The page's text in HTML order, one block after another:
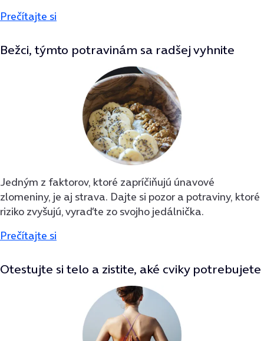
Prečítajte si
Bežci, týmto potravinám sa radšej vyhnite
Jedným z faktorov, ktoré zapríčiňujú únavové
zlomeniny, je aj strava. Dajte si pozor a potraviny, ktoré
riziko zvyšujú, vyraďte zo svojho jedálnička.
Prečítajte si
Otestujte si telo a zistite, aké cviky potrebujete